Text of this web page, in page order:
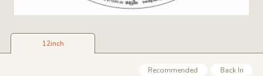
12inch
Recommended Back In